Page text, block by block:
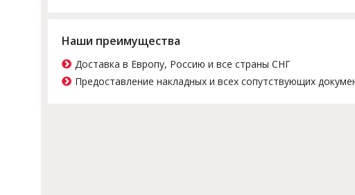
Наши преимущества
Доставка в Европу, Россию и все страны СНГ
Предоставление накладных и всех сопутствующих